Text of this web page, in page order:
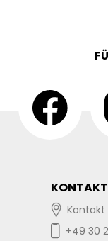
KONTAKT
+49 30